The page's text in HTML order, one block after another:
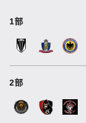
1部
2部